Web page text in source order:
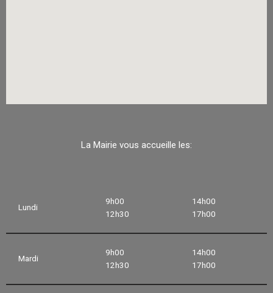
La Mairie vous accueille les:
Lundi
9h00
12h30
14h00
17h00
Mardi
9h00
12h30
14h00
17h00